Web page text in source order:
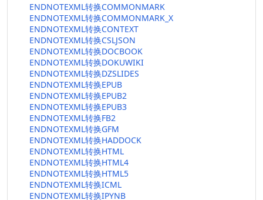
ENDNOTEXML转换COMMONMARK
ENDNOTEXML转换COMMONMARK_X
ENDNOTEXML转换CONTEXT
ENDNOTEXML转换CSLJSON
ENDNOTEXML转换DOCBOOK
ENDNOTEXML转换DOKUWIKI
ENDNOTEXML转换DZSLIDES
ENDNOTEXML转换EPUB
ENDNOTEXML转换EPUB2
ENDNOTEXML转换EPUB3
ENDNOTEXML转换FB2
ENDNOTEXML转换GFM
ENDNOTEXML转换HADDOCK
ENDNOTEXML转换HTML
ENDNOTEXML转换HTML4
ENDNOTEXML转换HTML5
ENDNOTEXML转换ICML
ENDNOTEXML转换IPYNB